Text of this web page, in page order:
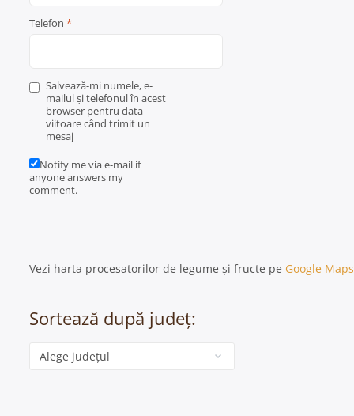
Telefon *
Salvează-mi numele, e-
mailul și telefonul în acest
browser pentru data
viitoare când trimit un
mesaj
Notify me via e-mail if
anyone answers my
comment.
Vezi harta procesatorilor de legume și fructe pe Google Maps
Sortează după județ:
Categorie